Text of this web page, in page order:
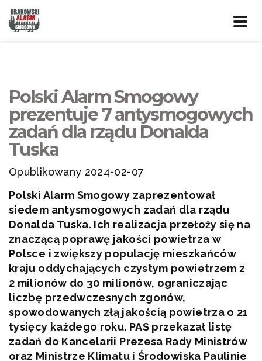
Polski Alarm Smogowy
prezentuje 7 antysmogowych
zadań dla rządu Donalda
Tuska
Opublikowany 2024-02-07
Polski Alarm Smogowy zaprezentował
siedem antysmogowych zadań dla rządu
Donalda Tuska. Ich realizacja przełoży się na
znaczącą poprawę jakości powietrza w
Polsce i zwiększy populację mieszkańców
kraju oddychających czystym powietrzem z
2 milionów do 30 milionów, ograniczając
liczbę przedwczesnych zgonów,
spowodowanych złą jakością powietrza o 21
tysięcy każdego roku. PAS przekazał listę
zadań do Kancelarii Prezesa Rady Ministrów
oraz Ministrze Klimatu i Środowiska Paulinie